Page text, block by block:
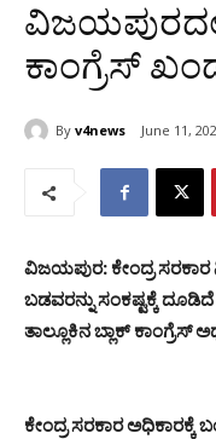
ಕಾಂಗ್ರೆಸ್
By v4news June 11,
ವಿಜಯಪುರ: ಕೇಂದ್ರ
ಬಡವರನ್ನು ಸಂಕಷ್ಟಕ್ಕೆ
ತಾಲ್ಲೂಕಿನ ಬ್ಲಾಕ್ ಕಾಂಗ್ರೆಸ್
ಕೇಂದ್ರ ಸರಕಾರ